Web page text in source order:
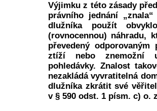
Výjimku z této zásady
právního jednání
dlužníka použít
(rovnocennou) náhradu,
převedený
ztíží nebo znemožní
pohledávky. Znalost
nezakládá vyvratitelná
dlužníka zkrátit své
v § 590 odst. 1 písm. c) o.